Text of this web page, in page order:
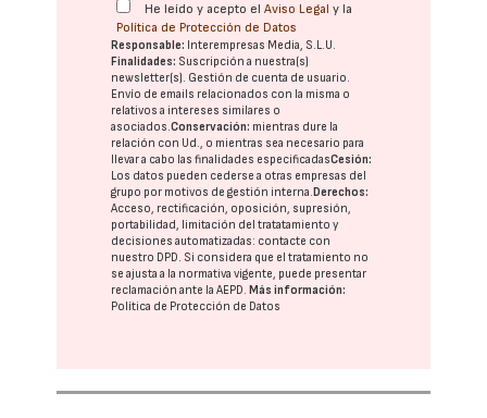
He leído y acepto elAviso Legal y la
Política de Protección de Datos
Responsable: Interempresas Media, S.L.U.
Finalidades: Suscripción a nuestra(s)
newsletter(s). Gestión de cuenta de usuario.
Envío de emails relacionados con la misma o
relativos a intereses similares o
asociados.Conservación: mientras dure la
relación con Ud., o mientras sea necesario para
llevar a cabo las finalidades especificadasCesión:
Los datos pueden cederse a otras empresas del
grupo por motivos de gestión interna. Derechos:
Acceso, rectificación, oposición, supresión,
portabilidad, limitación del tratatamiento y
decisiones automatizadas: contacte con
nuestro DPD. Si considera que el tratamiento no
se ajusta a la normativa vigente, puede presentar
reclamación ante laAEPD. Más información:
Política de Protección de Datos